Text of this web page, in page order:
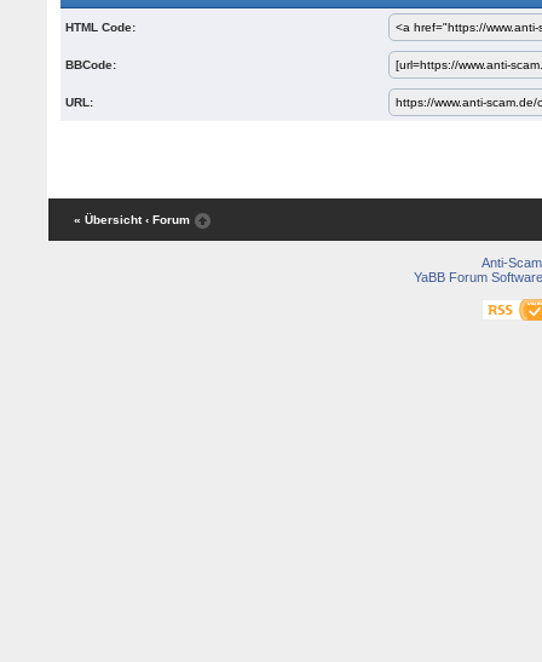
HTML Code:
BBCode:
URL:
« Übersicht ‹ Forum
Anti-Scam
YaBB Forum Software